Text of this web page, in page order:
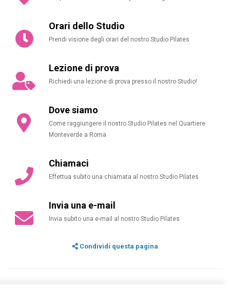
Orari dello Studio
Prendi visione degli orari del nostro Studio Pilates
Lezione di prova
Richiedi una lezione di prova presso il nostro Studio!
Dove siamo
Come raggiungere il nostro Studio Pilates nel Quartiere
Monteverde a Roma
Chiamaci
Effettua subito una chiamata al nostro Studio Pilates
Invia una e-mail
Invia subito una e-mail al nostro Studio Pilates
Condividi questa pagina
Facebook